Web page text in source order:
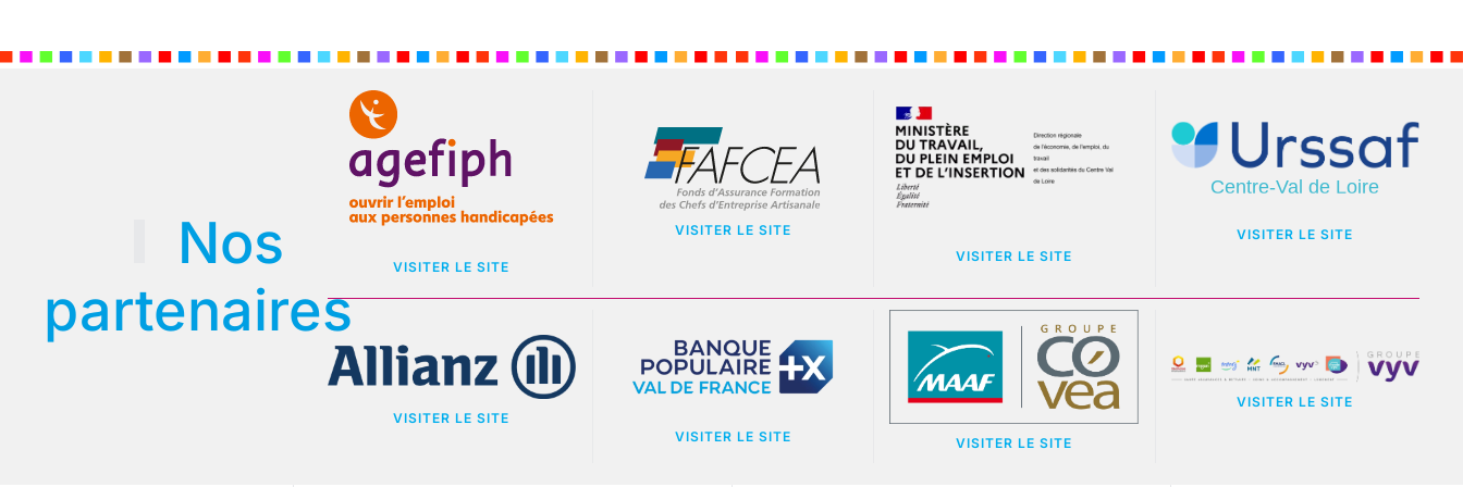
Nos
partenaires
VISITER LE SITE
VISITER LE SITE
VISITER LE SITE
VISITER LE SITE
VISITER LE SITE
VISITER LE SITE
VISITER LE SITE
VISITER LE SITE